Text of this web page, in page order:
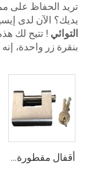
تريد الحفاظ على
يديك؟ الآن لدى
التوائي ! تتيح لك
بنقرة زر واحدة،
أقفال مقطورة حاويات الشحن البحري شديدة التحمل من Squire، أقفال أمان عالية الأمان، مقاس قفل للحاويات